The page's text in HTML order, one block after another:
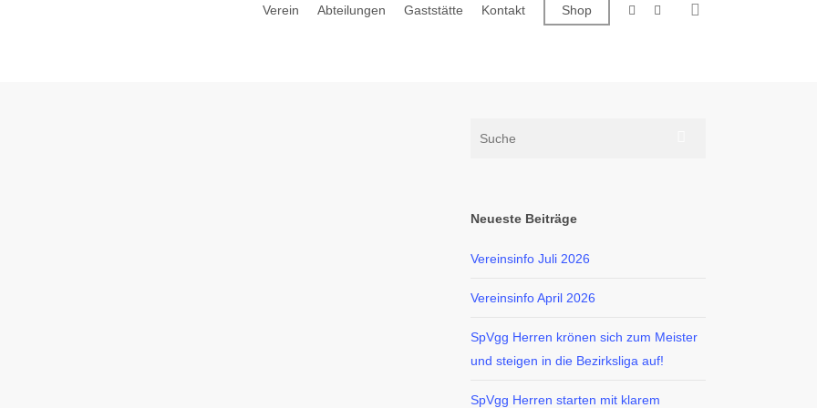
Verein Abteilungen Gaststätte Kontakt Shop facebookinstagram
Neueste Beiträge
Vereinsinfo Juli 2026
Vereinsinfo April 2026
SpVgg Herren krönen sich zum Meister
und steigen in die Bezirksliga auf!
SpVgg Herren starten mit klarem